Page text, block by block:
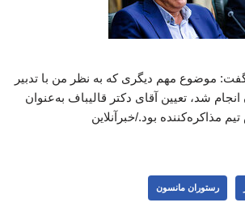
موضوع مهم دیگری که به نظر من با تدبیر
شد، تعیین آقای دکتر قالیباف به‌عنوان
مذاکره‌کننده بود./خبرآنلاین
رستوران مانسون